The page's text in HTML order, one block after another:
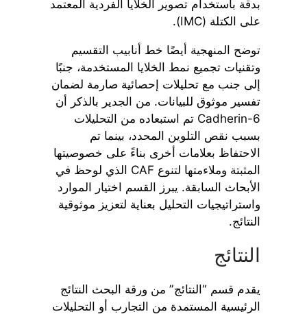
بدقة باستخدام تصوير الخلايا الفردية المعتمد
على الكتلة (IMC).
توضح المنهجية أيضًا خط أنابيب التقسيم
وتقنيات تجميع نمط الخلايا المستخدمة، جنبًا
إلى جنب مع تحليلات إحصائية صارمة لضمان
تفسير موثوق للبيانات. من الجدير بالذكر أن
Cadherin-6 تم استبعاده من التحليلات
بسبب نقص التلوين المحدد، بينما تم
الاحتفاظ بعلامات أخرى بناءً على خصوصيتها
المثبتة وملاءمتها لتنوع CAF الذي لوحظ في
الأبحاث السابقة. يبرز القسم اختيار الموارد
واستراتيجيات التحليل بعناية لتعزيز موثوقية
النتائج.
النتائج
يقدم قسم “النتائج” من ورقة البحث النتائج
الرئيسية المستمدة من التجارب أو التحليلات